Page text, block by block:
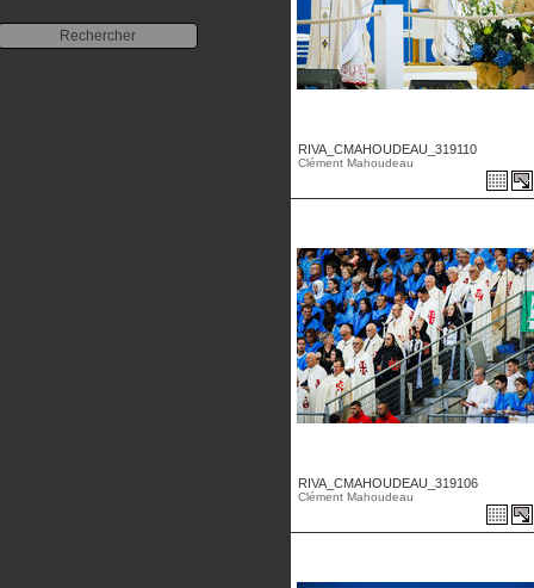
RIVA_CMAHOUDEAU_319110
Clément Mahoudeau
RIVA_CMAHOUDEAU_319106
Clément Mahoudeau